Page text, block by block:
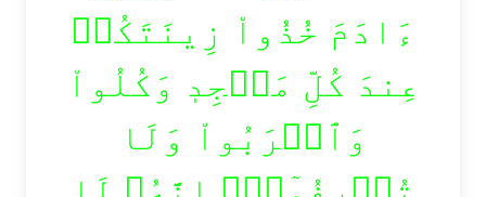
ءَادَمَ خُذُواْ زِينَتَكُمۡ
عِندَ كُلِّ مَسۡجِدٖ وَكُلُواْ
وَٱشۡرَبُواْ وَلَا